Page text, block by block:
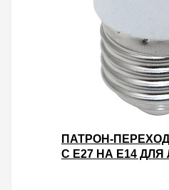
ПАТРОН-
С E27 НА E14